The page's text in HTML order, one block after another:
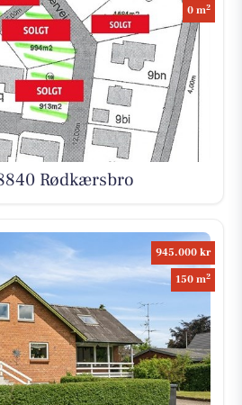
0 m2
Rødkærsbro
945.000 kr
150 m2